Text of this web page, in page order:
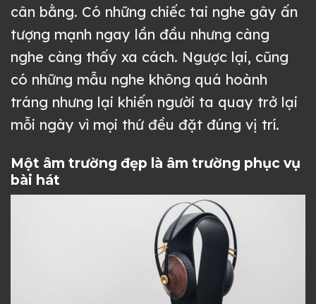
cân bằng. Có những chiếc tai nghe gây ấn
tượng mạnh ngay lần đầu nhưng càng
nghe càng thấy xa cách. Ngược lại, cũng
có những mẫu nghe không quá hoành
tráng nhưng lại khiến người ta quay trở lại
mỗi ngày vì mọi thứ đều đặt đúng vị trí.
Một âm trường đẹp là âm trường phục vụ
bài hát